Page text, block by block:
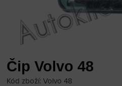
Čip Volvo 48
Kód zboží: Volvo 48